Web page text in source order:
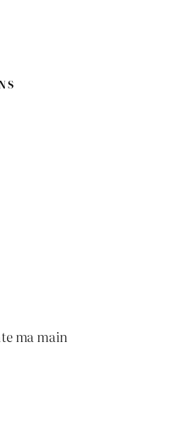
ma main